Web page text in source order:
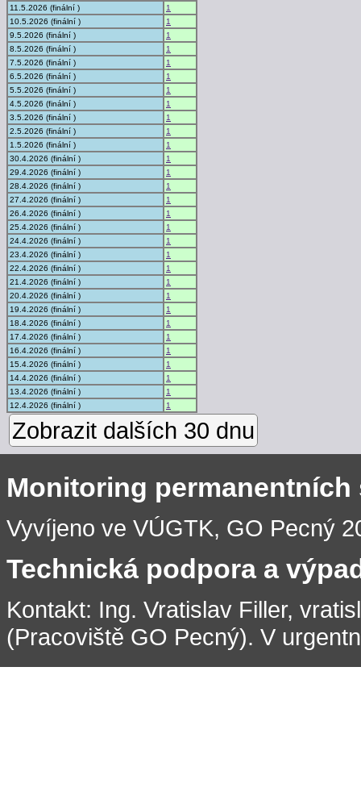
11.5.2026 (finální )
1
10.5.2026 (finální )
1
9.5.2026 (finální )
1
8.5.2026 (finální )
1
7.5.2026 (finální )
1
6.5.2026 (finální )
1
5.5.2026 (finální )
1
4.5.2026 (finální )
1
3.5.2026 (finální )
1
2.5.2026 (finální )
1
1.5.2026 (finální )
1
30.4.2026 (finální )
1
29.4.2026 (finální )
1
28.4.2026 (finální )
1
27.4.2026 (finální )
1
26.4.2026 (finální )
1
25.4.2026 (finální )
1
24.4.2026 (finální )
1
23.4.2026 (finální )
1
22.4.2026 (finální )
1
21.4.2026 (finální )
1
20.4.2026 (finální )
1
19.4.2026 (finální )
1
18.4.2026 (finální )
1
17.4.2026 (finální )
1
16.4.2026 (finální )
1
15.4.2026 (finální )
1
14.4.2026 (finální )
1
13.4.2026 (finální )
1
12.4.2026 (finální )
1
Zobrazit dalších 30 dnu
Monitoring permanentních
Vyvíjeno ve VÚGTK, GO Pecný
Technická podpora a
Kontakt: Ing. Vratislav Filler,
(Pracoviště GO Pecný). V